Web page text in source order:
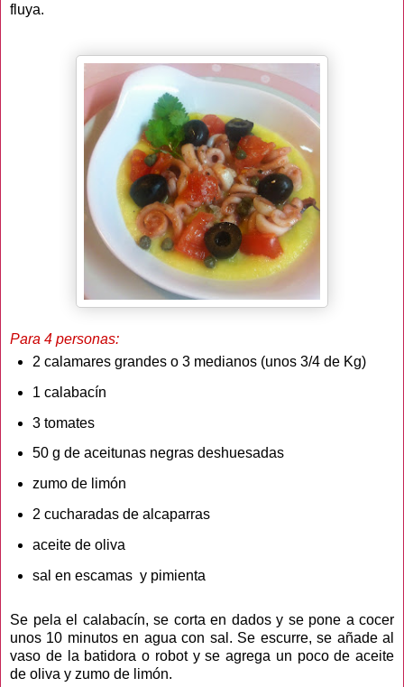
fluya.
Para 4 personas:
2 calamares grandes o 3 medianos (unos 3/4 de Kg)
1 calabacín
3 tomates
50 g de aceitunas negras deshuesadas
zumo de limón
2 cucharadas de alcaparras
aceite de oliva
sal en escamas y pimienta
Se pela el calabacín, se corta en dados y se pone a cocer
unos 10 minutos en agua con sal. Se escurre, se añade al
vaso de la batidora o robot y se agrega un poco de aceite
de oliva y zumo de limón.